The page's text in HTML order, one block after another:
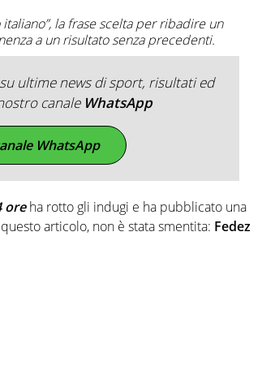
la frase scelta per ribadire un
a un risultato senza precedenti.
ultime news di sport, risultati ed
canale WhatsApp
WhatsApp
oreha rotto gli indugi e ha pubblicato una
articolo, non è stata smentita: Fedez